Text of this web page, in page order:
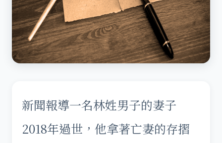
新聞報導一名林姓男子的妻子
2018年過世，他拿著亡妻的存摺